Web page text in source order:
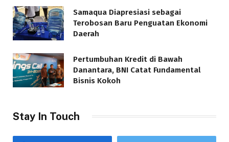
Samaqua Diapresiasi sebagai
Terobosan Baru Penguatan Ekonomi
Daerah
Pertumbuhan Kredit di Bawah
Danantara, BNI Catat Fundamental
Bisnis Kokoh
Stay In Touch